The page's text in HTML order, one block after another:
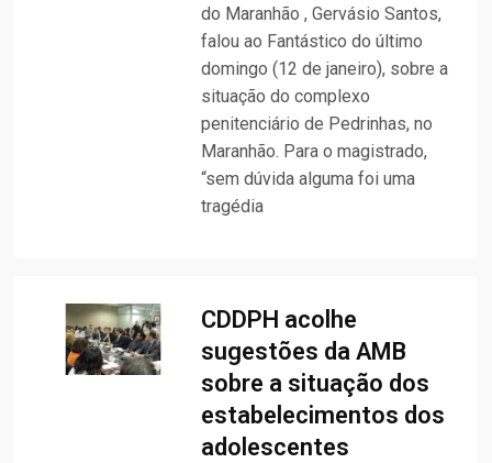
do Maranhão , Gervásio Santos,
falou ao Fantástico do último
domingo (12 de janeiro), sobre a
situação do complexo
penitenciário de Pedrinhas, no
Maranhão. Para o magistrado,
“sem dúvida alguma foi uma
tragédia
CDDPH acolhe
sugestões da AMB
sobre a situação dos
estabelecimentos dos
adolescentes